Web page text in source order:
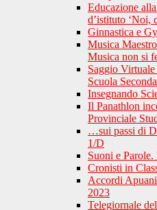
Educazione
d’istituto ‘Noi,
Ginnastica e
Musica
Musica non si
Saggio
Scuola
Insegnando
Il Panathlon
Provinciale
…sui passi di
1/D
Suoni e Parole.
Cronisti in
Accordi
2023
Telegiornale